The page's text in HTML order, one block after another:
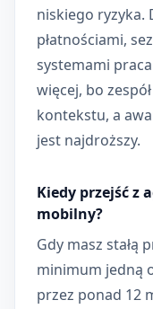
niskiego ryzyka.
płatnościami,
systemami
więcej, bo
kontekstu, a
jest najdroższy.
Kiedy przejść z
mobilny?
Gdy masz stałą
minimum jedną
przez ponad 12